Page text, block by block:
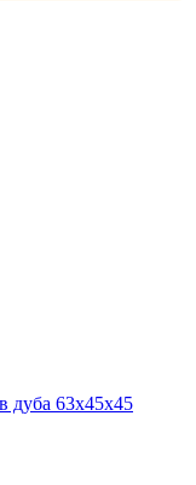
дуба 63х45х45